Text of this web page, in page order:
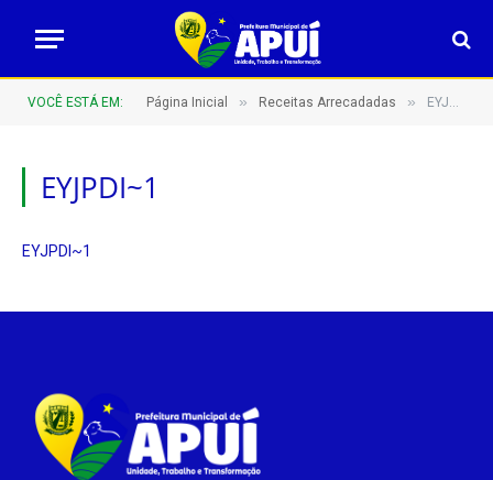
VOCÊ ESTÁ EM: Página Inicial » Receitas Arrecadadas » EYJPDI~1
EYJPDI~1
EYJPDI~1